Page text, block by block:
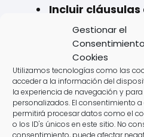
Gestionar el
Cookies
Utilizamos tecnologías como las
acceder a la información del
la experiencia de navegación y
personalizados. El consentimiento
permitirá procesar datos como el
o los ID's únicos en este sitio. No
consentimiento, puede afectar
Incluir cláusulas
incumplimiento:
consecuencias
de las partes no
obligaciones.
Revisar los
proveedor:
del proveedor y